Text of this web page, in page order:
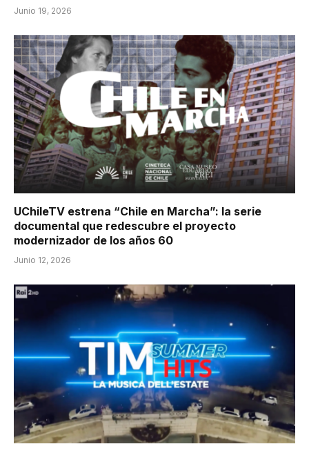
Junio 19, 2026
UChileTV estrena “Chile en Marcha”: la serie
documental que redescubre el proyecto
modernizador de los años 60
Junio 12, 2026